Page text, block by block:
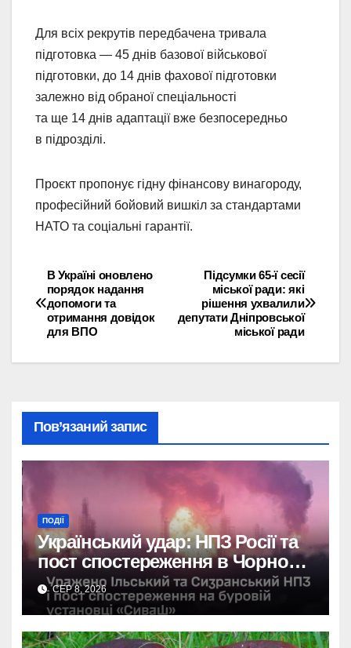
Для всіх рекрутів передбачена тривала
підготовка — 45 днів базової військової
підготовки, до 14 днів фахової підготовки
залежно від обраної спеціальності
та ще 14 днів адаптації вже безпосередньо
в підрозділі.
Проєкт пропонує гідну фінансову винагороду,
професійний бойовий вишкіл за стандартами
НАТО та соціальні гарантії.
Навігація
записів
Підсумки 65-ї сесії
міської ради: які
рішення ухвалили
депутати Дніпровської
міської ради
В Україні оновлено
порядок надання
допомоги та
отримання довідок
для ВПО
Пов’язаний запис
ПОДІЇ
Український удар: НПЗ Росії та
пост спостереження в Чорному
морі вражені.
СЕР 8, 2026